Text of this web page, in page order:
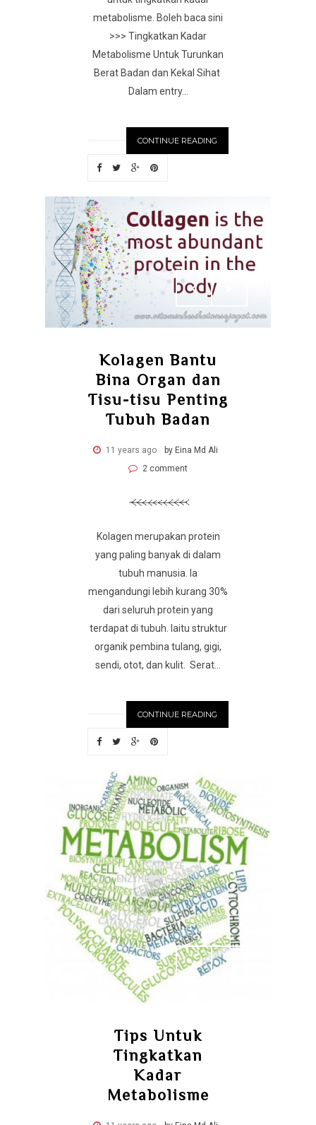
metabolisme. Boleh baca sini
>>> Tingkatkan Kadar
Metabolisme Untuk Turunkan
Berat Badan dan Kekal Sihat
Dalam entry...
CONTINUE READING
Kolagen Bantu
Bina Organ dan
Tisu-tisu Penting
Tubuh Badan
11 years ago
by Eina Md Ali
2 comment
Kolagen merupakan protein
yang paling banyak di dalam
tubuh manusia. Ia
mengandungi lebih kurang 30%
dari seluruh protein yang
terdapat di tubuh. Iaitu struktur
organik pembina tulang, gigi,
sendi, otot, dan kulit. Serat...
CONTINUE READING
Tips Untuk
Tingkatkan
Kadar
Metabolisme